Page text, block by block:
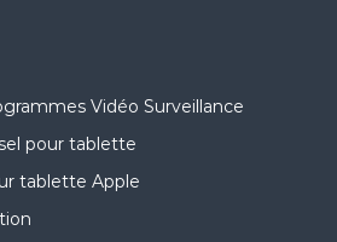
Vidéo Surveillance
pour tablette
tablette Apple